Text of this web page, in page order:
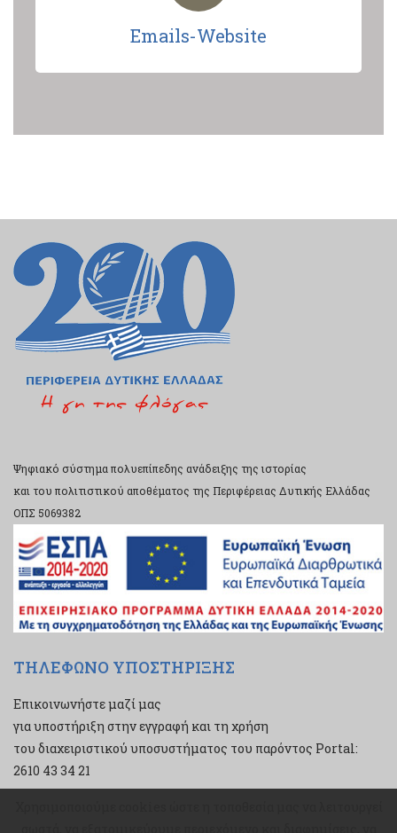
Emails-Website
Ψηφιακό σύστημα πολυεπίπεδης ανάδειξης της ιστορίας
και του πολιτιστικού αποθέματος της Περιφέρειας Δυτικής Ελλάδας
ΟΠΣ 5069382
ΤΗΛΕΦΩΝΟ ΥΠΟΣΤΗΡΙΞΗΣ
Επικοινωνήστε μαζί μας
για υποστήριξη στην εγγραφή και τη χρήση
του διαχειριστικού υποσυστήματος του παρόντος Portal:
2610 43 34 21